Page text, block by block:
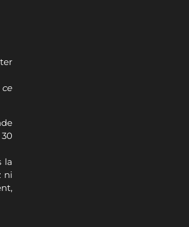
contre le stress oxydatif.
sont les légumineuses (lentilles
sur tous les points. La partie
d’arrivée. Cependant, comme
conseil que l’on peut vous